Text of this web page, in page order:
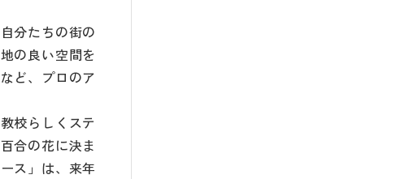
分たちの街の
の良い空間を
ど、プロのア
校らしくステ
合の花に決ま
ス」は、来年